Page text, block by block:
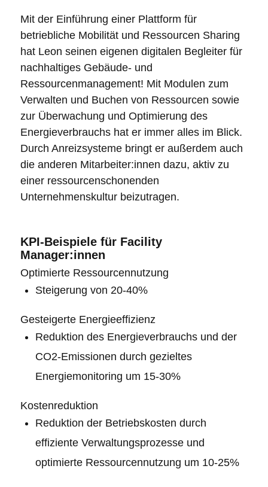
Mit der Einführung einer Plattform für
betriebliche Mobilität und Ressourcen Sharing
hat Leon seinen eigenen digitalen Begleiter für
nachhaltiges Gebäude- und
Ressourcenmanagement! Mit Modulen zum
Verwalten und Buchen von Ressourcen sowie
zur Überwachung und Optimierung des
Energieverbrauchs hat er immer alles im Blick.
Durch Anreizsysteme bringt er außerdem auch
die anderen Mitarbeiter:innen dazu, aktiv zu
einer ressourcenschonenden
Unternehmenskultur beizutragen.
KPI-Beispiele für Facility
Manager:innen
Optimierte Ressourcennutzung
Steigerung von 20-40%
Gesteigerte Energieeffizienz
Reduktion des Energieverbrauchs und der
CO2-Emissionen durch gezieltes
Energiemonitoring um 15-30%
Kostenreduktion
Reduktion der Betriebskosten durch
effiziente Verwaltungsprozesse und
optimierte Ressourcennutzung um 10-25%